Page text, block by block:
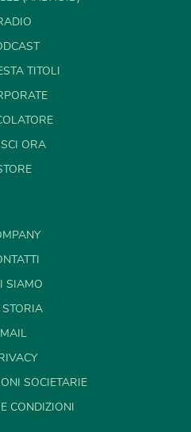
TITOLI
ORA
SIAMO
MAIL
SOCIETARIE
CONDIZIONI